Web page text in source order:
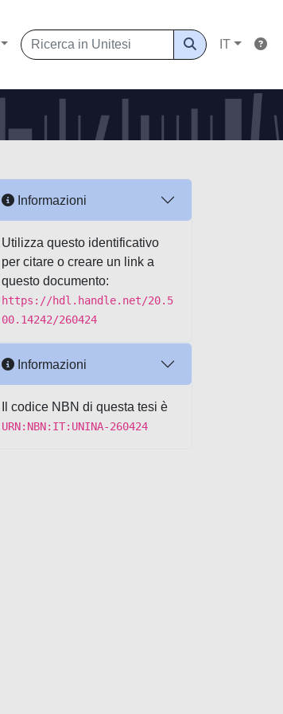
IT
Informazioni
Utilizza questo identificativo
per citare o creare un link a
questo documento:
https://hdl.handle.net/20.5
00.14242/260424
Informazioni
Il codice NBN di questa tesi è
URN:NBN:IT:UNINA-260424